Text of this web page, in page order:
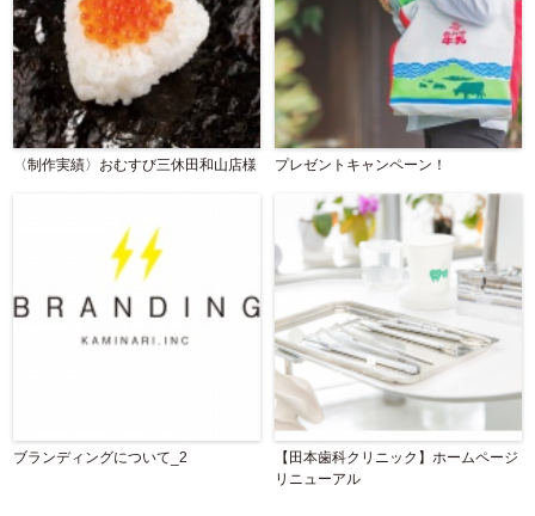
〈制作実績〉おむすび三休田和山店様 プレゼントキャンペーン！
ブランディングについて_2
【田本歯科クリニック】ホームページ
リニューアル